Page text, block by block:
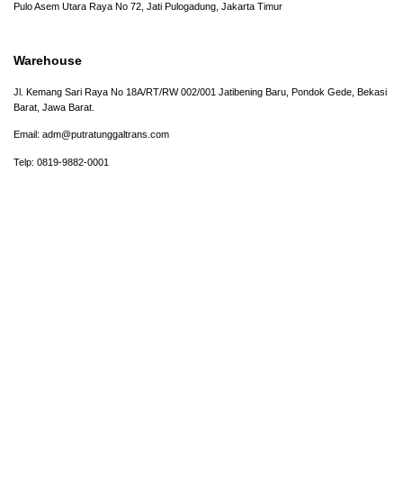
Pulo Asem Utara Raya No 72, Jati Pulogadung, Jakarta Timur
Warehouse
Jl. Kemang Sari Raya No 18A/RT/RW 002/001 Jatibening Baru, Pondok Gede, Bekasi
Barat, Jawa Barat.
Email: adm@putratunggaltrans.com
Telp: 0819-9882-0001